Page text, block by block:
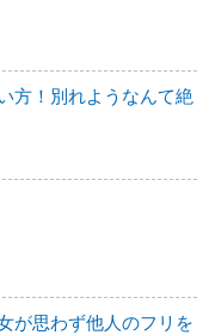
方！別れようなんて絶
が思わず他人のフリを